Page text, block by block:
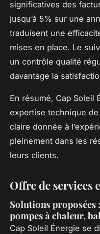
significatives des
jusqu’à 5% sur une
traduisent une
mises en place. Le
un contrôle qualité
davantage la
En résumé, Cap Soleil
expertise technique
claire donnée à
pleinement dans les
leurs clients.
Offre de services
Solutions proposées
pompes à chaleur,
Cap Soleil Énergie se